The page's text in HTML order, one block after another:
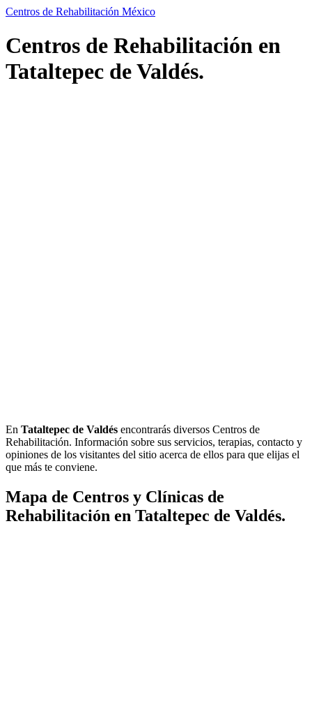
Centros de Rehabilitación México
Centros de Rehabilitación en
Tataltepec de Valdés.
En Tataltepec de Valdés encontrarás diversos Centros de
Rehabilitación. Información sobre sus servicios, terapias, contacto y
opiniones de los visitantes del sitio acerca de ellos para que elijas el
que más te conviene.
Mapa de Centros y Clínicas de
Rehabilitación en Tataltepec de Valdés.